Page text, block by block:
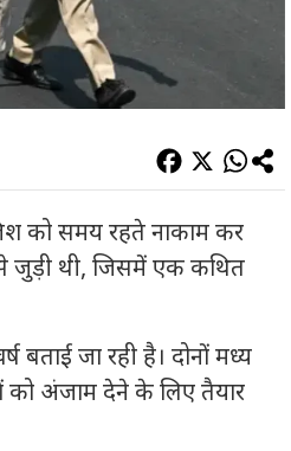
को समय रहते नाकाम कर
जुड़ी थी, जिसमें एक कथित
बताई जा रही है। दोनों मध्य
को अंजाम देने के लिए तैयार